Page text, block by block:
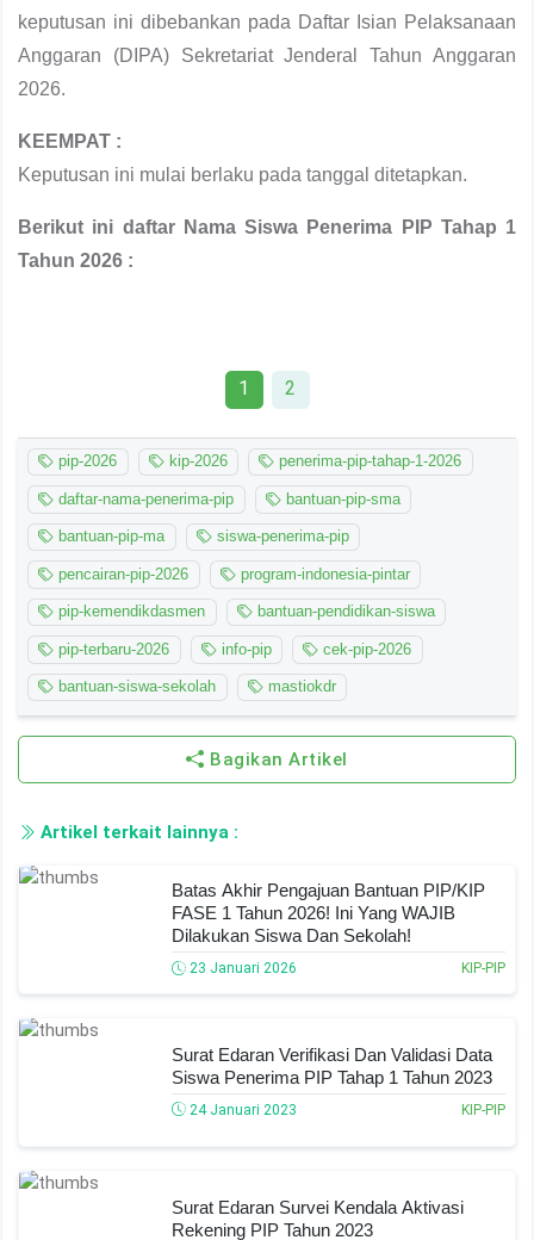
keputusan ini dibebankan pada Daftar Isian Pelaksanaan
Anggaran (DIPA) Sekretariat Jenderal Tahun Anggaran
2026.
KEEMPAT :
Keputusan ini mulai berlaku pada tanggal ditetapkan.
Berikut ini daftar Nama Siswa Penerima PIP Tahap 1
Tahun 2026 :
1 2
pip-2026 kip-2026 penerima-pip-tahap-1-2026
daftar-nama-penerima-pip bantuan-pip-sma
bantuan-pip-ma siswa-penerima-pip
pencairan-pip-2026 program-indonesia-pintar
pip-kemendikdasmen bantuan-pendidikan-siswa
pip-terbaru-2026 info-pip cek-pip-2026
bantuan-siswa-sekolah mastiokdr
Bagikan Artikel
Artikel terkait lainnya :
Batas Akhir Pengajuan Bantuan PIP/KIP
FASE 1 Tahun 2026! Ini Yang WAJIB
Dilakukan Siswa Dan Sekolah!
23 Januari 2026 KIP-PIP
Surat Edaran Verifikasi Dan Validasi Data
Siswa Penerima PIP Tahap 1 Tahun 2023
24 Januari 2023 KIP-PIP
Surat Edaran Survei Kendala Aktivasi
Rekening PIP Tahun 2023